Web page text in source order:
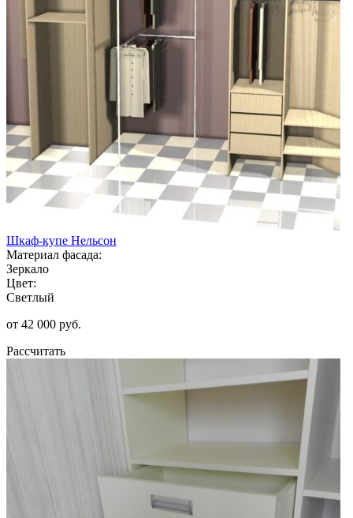
Шкаф-купе Нельсон
Материал фасада:
Зеркало
Цвет:
Светлый
от 42 000 руб.
Рассчитать